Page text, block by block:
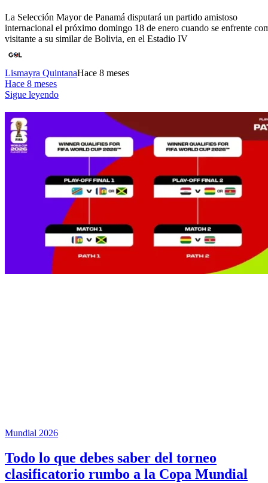
La Selección Mayor de Panamá disputará un partido amistoso
internacional el próximo domingo 18 de enero cuando se enfrente
visitante a su similar de Bolivia, en el Estadio IV
Lismayra QuintanaHace 8 meses
Hace 8 meses
Sigue leyendo
Mundial 2026
Todo lo que debes saber del torneo
clasificatorio rumbo a la Copa Mundial